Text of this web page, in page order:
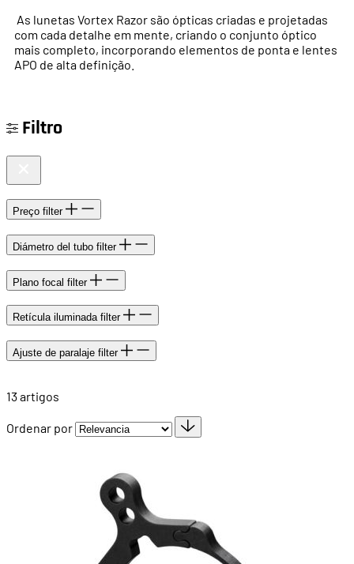
As lunetas Vortex Razor são ópticas criadas e projetadas
com cada detalhe em mente, criando o conjunto óptico
mais completo, incorporando elementos de ponta e lentes
APO de alta definição.
Filtro
Preço filter
Diámetro del tubo filter
Plano focal filter
Retícula iluminada filter
Ajuste de paralaje filter
13artigos
Ordenar por